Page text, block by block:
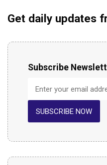
Get daily updates
Subscribe
SUBSCRIBE NOW